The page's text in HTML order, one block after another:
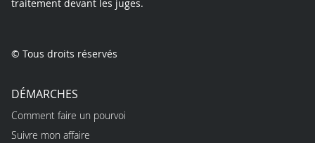
traitement devant les juges.
© Tous droits réservés
DÉMARCHES
Comment faire un pourvoi
Suivre mon affaire